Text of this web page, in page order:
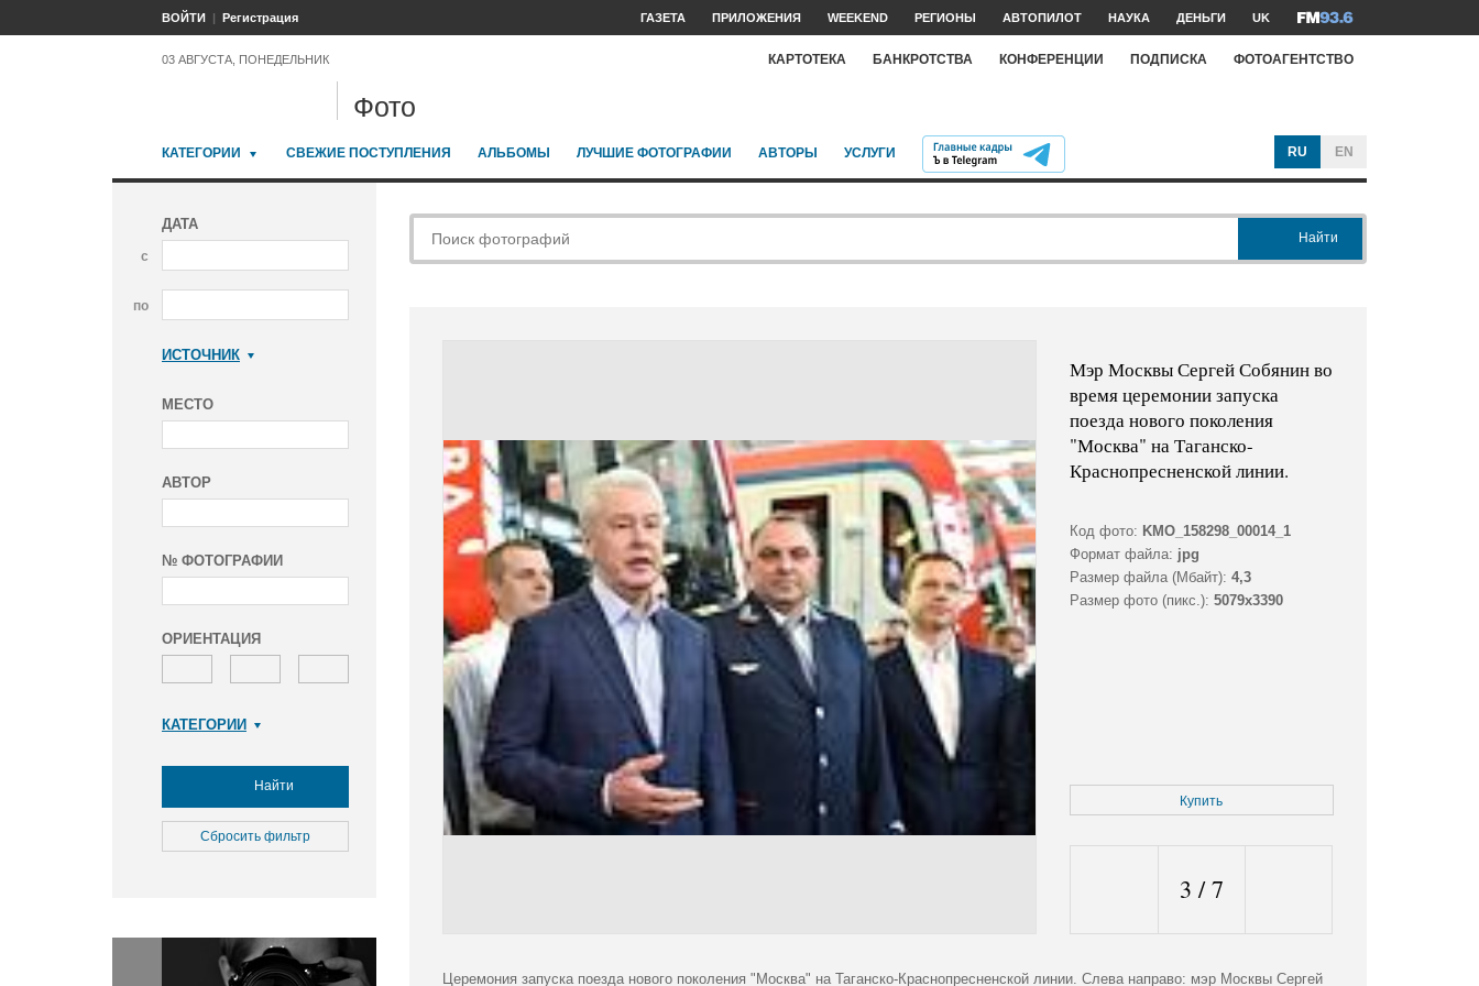
ВОЙТИ Регистрация ГАЗЕТА ПРИЛОЖЕНИЯ WEEKEND РЕГИОНЫ АВТОПИЛОТ НАУКА ДЕНЬГИ UK
03 АВГУСТА, ПОНЕДЕЛЬНИК КАРТОТЕКА БАНКРОТСТВА КОНФЕРЕНЦИИ ПОДПИСКА ФОТОАГЕНТСТВО
Фото
КАТЕГОРИИ СВЕЖИЕ ПОСТУПЛЕНИЯ АЛЬБОМЫ ЛУЧШИЕ ФОТОГРАФИИ АВТОРЫ УСЛУГИ RU EN
ДАТА
с
по
ИСТОЧНИК
МЕСТО
АВТОР
№ ФОТОГРАФИИ
ОРИЕНТАЦИЯ
КАТЕГОРИИ
Досуг, туризм и отдых
Культура
Медицина
Окружающая среда
Политика
Найти
Сбросить фильтр
Найти
Мэр Москвы Сергей Собянин во
время церемонии запуска
поезда нового поколения
"Москва" на Таганско-
Краснопресненской линии.
Код фото: KMO_158298_00014_1
Формат файла: jpg
Размер файла (Мбайт): 4,3
Размер фото (пикс.): 5079x3390
Купить
3 /7
Церемония запуска поезда нового поколения "Москва" на Таганско-Краснопресненской линии. Слева направо: мэр Москвы Сергей